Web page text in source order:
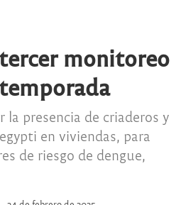
monitoreo
la presencia de criaderos y
en viviendas, para
de riesgo de dengue,